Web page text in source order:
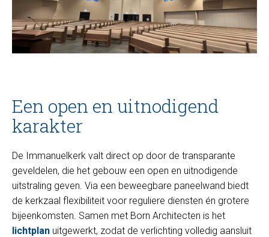
Een open en uitnodigend
karakter
De Immanuelkerk valt direct op door de transparante
geveldelen, die het gebouw een open en uitnodigende
uitstraling geven. Via een beweegbare paneelwand biedt
de kerkzaal flexibiliteit voor reguliere diensten én grotere
bijeenkomsten. Samen met Born Architecten is het
lichtplan uitgewerkt, zodat de verlichting volledig aansluit